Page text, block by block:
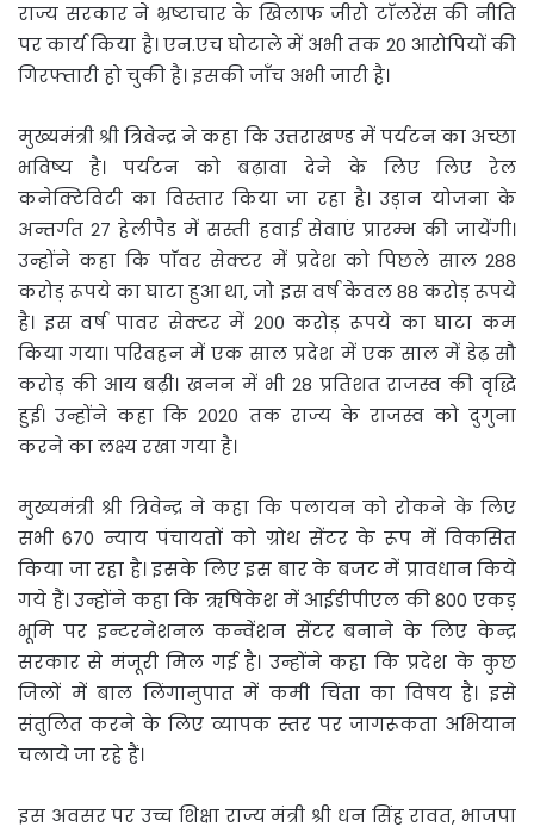
राज्य सरकार ने भ्रष्टाचार के खिलाफ जीरो टाॅलरेंस की नीति
पर कार्य किया है। एन.एच घोटाले में अभी तक 20 आरोपियों की
गिरफ्तारी हो चुकी है। इसकी जाँच अभी जारी है।
मुख्यमंत्री श्री त्रिवेन्द्र ने कहा कि उत्तराखण्ड में पर्यटन का अच्छा
भविष्य है। पर्यटन को बढ़ावा देने के लिए लिए रेल
कनेक्टिविटी का विस्तार किया जा रहा है। उड़ान योजना के
अन्तर्गत 27 हेलीपैड में सस्ती हवाई सेवाएं प्रारम्भ की जायेंगी।
उन्होंने कहा कि पाॅवर सेक्टर में प्रदेश को पिछले साल 288
करोड़ रूपये का घाटा हुआ था, जो इस वर्ष केवल 88 करोड़ रूपये
है। इस वर्ष पावर सेक्टर में 200 करोड़ रूपये का घाटा कम
किया गया। परिवहन में एक साल प्रदेश में एक साल में डेढ़ सौ
करोड़ की आय बढ़ी। खनन में भी 28 प्रतिशत राजस्व की वृद्धि
हुई। उन्होंने कहा कि 2020 तक राज्य के राजस्व को दुगुना
करने का लक्ष्य रखा गया है।
मुख्यमंत्री श्री त्रिवेन्द्र ने कहा कि पलायन को रोकने के लिए
सभी 670 न्याय पंचायतों को ग्रोथ सेंटर के रूप में विकसित
किया जा रहा है। इसके लिए इस बार के बजट में प्रावधान किये
गये हैं। उन्होंने कहा कि ऋषिकेश में आईडीपीएल की 800 एकड़
भूमि पर इन्टरनेशनल कन्वेंशन सेंटर बनाने के लिए केन्द्र
सरकार से मंजूरी मिल गई है। उन्होंने कहा कि प्रदेश के कुछ
जिलों में बाल लिंगानुपात में कमी चिंता का विषय है। इसे
संतुलित करने के लिए व्यापक स्तर पर जागरूकता अभियान
चलाये जा रहे हैं।
इस अवसर पर उच्च शिक्षा राज्य मंत्री श्री धन सिंह रावत, भाजपा